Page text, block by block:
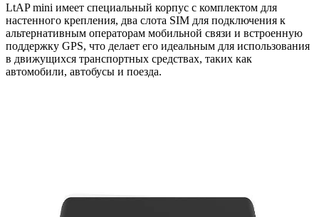
LtAP mini имеет специальный корпус с комплектом для
настенного крепления, два слота SIM для подключения к
альтернативным операторам мобильной связи и встроенную
поддержку GPS, что делает его идеальным для использования
в движущихся транспортных средствах, таких как
автомобили, автобусы и поезда.